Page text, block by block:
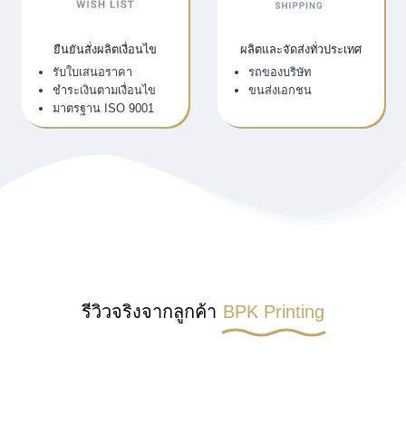
ยืนยันสั่งผลิตเงื่อนไข
รับใบเสนอราคา
ชำระเงินตามเงื่อนไข
มาตรฐาน ISO 9001
ผลิตและจัดส่งทั่วประเทศ
รถของบริษัท
ขนส่งเอกชน
รีวิวจริงจากลูกค้า BPK Printing